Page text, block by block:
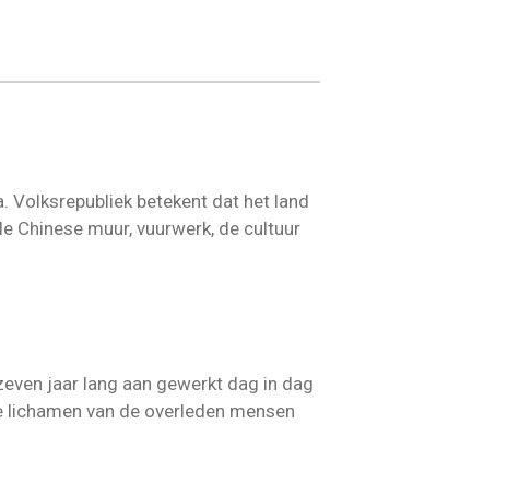
Volksrepubliek betekent dat het land
Chinese muur, vuurwerk, de cultuur
jaar lang aan gewerkt dag in dag
van de overleden mensen